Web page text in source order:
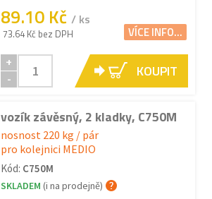
89.10 Kč / ks
73.64 Kč bez DPH VÍCE INFO...
+
-
KOUPIT
vozík závěsný, 2 kladky, C750M
nosnost 220 kg / pár
pro kolejnici MEDIO
Kód: C750M
SKLADEM (i na prodejně)